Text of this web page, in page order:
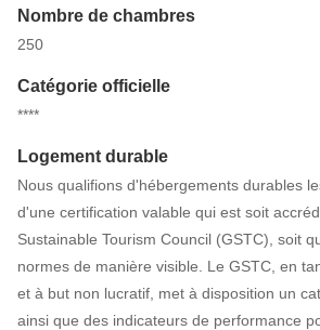
Nombre de chambres
250
Catégorie officielle
****
Logement durable
Nous qualifions d'hébergements durables
d'une certification valable qui est soit
Sustainable Tourism Council (GSTC), soit
normes de manière visible. Le GSTC, en
et à but non lucratif, met à disposition un
ainsi que des indicateurs de performance